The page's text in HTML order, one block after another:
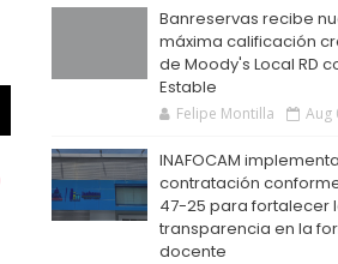
Banreservas recibe
máxima calificación
de Moody's Local RD
Estable
Felipe Montilla Aug
INAFOCAM
contratación
47-25 para fortalecer
transparencia en la
docente